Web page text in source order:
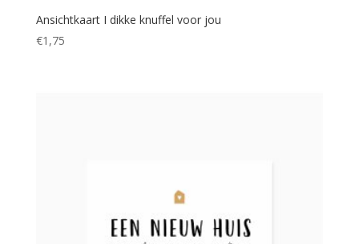
Ansichtkaart I dikke knuffel voor jou
€1,75